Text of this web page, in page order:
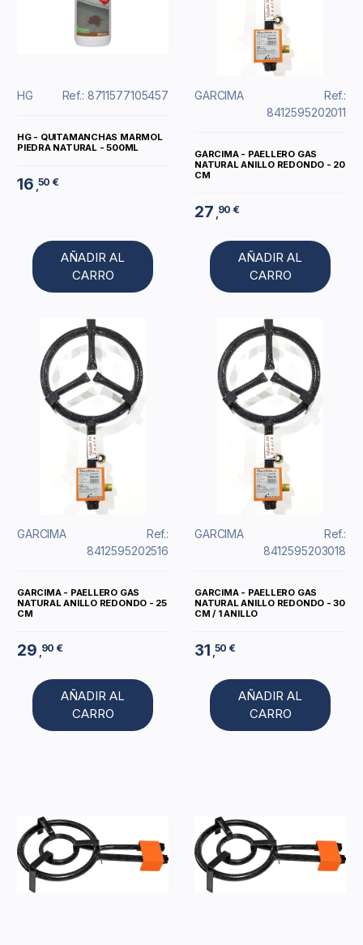
HG Ref.: 8711577105457
HG - QUITAMANCHAS MARMOL
PIEDRA NATURAL - 500ML
16 ,50 €
AÑADIR AL
CARRO
GARCIMA
Ref.:
8412595202011
GARCIMA - PAELLERO GAS
NATURAL ANILLO REDONDO - 20
CM
27 ,90 €
AÑADIR AL
CARRO
GARCIMA
Ref.:
8412595202516
GARCIMA - PAELLERO GAS
NATURAL ANILLO REDONDO - 25
CM
29 90 €
AÑADIR AL
CARRO
GARCIMA
Ref.:
8412595203018
GARCIMA - PAELLERO GAS
NATURAL ANILLO REDONDO - 30
CM / 1 ANILLO
31 ,50 €
AÑADIR AL
CARRO